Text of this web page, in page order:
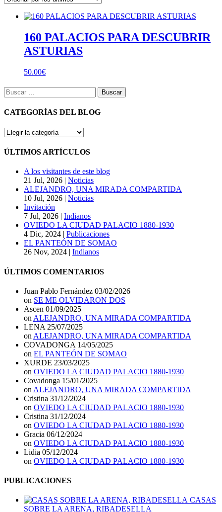
160 PALACIOS PARA DESCUBRIR
ASTURIAS
50.00€
Buscar:
CATEGORÍAS DEL BLOG
CATEGORÍAS
BLOG
ÚLTIMOS ARTÍCULOS
A los visitantes de este blog
21 Jul, 2026 | Noticias
ALEJANDRO, UNA MIRADA COMPARTIDA
10 Jul, 2026 | Noticias
Invitación
7 Jul, 2026 | Indianos
OVIEDO LA CIUDAD PALACIO 1880-1930
4 Dic, 2024 | Publicaciones
EL PANTEÓN DE SOMAO
26 Nov, 2024 | Indianos
ÚLTIMOS COMENTARIOS
Juan Pablo Fernández 03/02/2026
on SE ME OLVIDARON DOS
Ascen 01/09/2025
on ALEJANDRO, UNA MIRADA COMPARTIDA
LENA 25/07/2025
on ALEJANDRO, UNA MIRADA COMPARTIDA
COVADONGA 14/05/2025
on EL PANTEÓN DE SOMAO
XURDE 23/03/2025
on OVIEDO LA CIUDAD PALACIO 1880-1930
Covadonga 15/01/2025
on ALEJANDRO, UNA MIRADA COMPARTIDA
Cristina 31/12/2024
on OVIEDO LA CIUDAD PALACIO 1880-1930
Cristina 31/12/2024
on OVIEDO LA CIUDAD PALACIO 1880-1930
Gracia 06/12/2024
on OVIEDO LA CIUDAD PALACIO 1880-1930
Lidia 05/12/2024
on OVIEDO LA CIUDAD PALACIO 1880-1930
PUBLICACIONES
CASAS
SOBRE LA ARENA, RIBADESELLA